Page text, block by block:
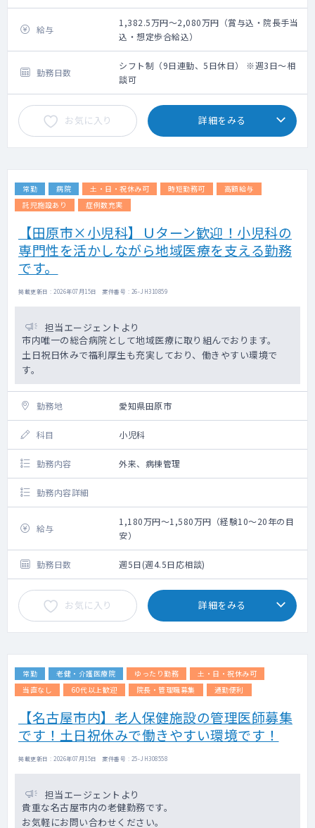
外来診療
患者数：70～80人程度/日（30分に再診5人
以上のペース）
主な疾患：軽度の神経症圏（適応障害、不安
神経症、うつ病・うつ状態、強迫性障害、パ
ニック障害、不眠症、不安障害、自律神経失
調症、注意欠陥多動性障害、全般性不安障
害、社会不安障害、強迫性障害など）
年齢層：20～30代が多いです
診療体制：1診制
その他：先生にスムーズな診察をお願いでき
動、同席し電カル操作のサポートを担うこと
で、先生が患者さんのお話に集中いただける
常駐の心理士がおりますので、カウンセリン
グをご案内いただくことが可能です。
給与
1,382.5万円～2,080万円（賞与込・院長手当
込・想定歩合給込）
勤務日数
シフト制（9日連勤、5日休日） ※週3日～相
談可
お気に入り 詳細をみる
常勤 病院 土・日・祝休み可 時短勤務可
高額給与
託児施設あり
症例数充実
【田原市×小児科】Ｕターン歓迎！小児科の
専門性を活かしながら地域医療を支える勤務
です。
掲載更新日 : 2026年07月15日 案件番号 : 26-JH310859
担当エージェントより
市内唯一の総合病院として地域医療に取り組んでおります。
土日祝日休みで福利厚生も充実しており、働きやすい環境で
す。
勤務地 愛知県田原市
科目 小児科
勤務内容 外来、病棟管理
勤務内容詳細
給与
1,180万円～1,580万円（経験10～20年の目
安）
勤務日数 週5日(週4.5日応相談)
お気に入り 詳細をみる
常勤 老健・介護医療院 ゆったり勤務
土・日・祝休み可
当直なし
60代以上歓迎 院長・管理職募集 通勤便利
【名古屋市内】老人保健施設の管理医師募集
です！土日祝休みで働きやすい環境です！
掲載更新日 : 2026年07月15日 案件番号 : 25-JH308558
担当エージェントより
貴重な名古屋市内の老健勤務です。
お気軽にお問い合わせください。